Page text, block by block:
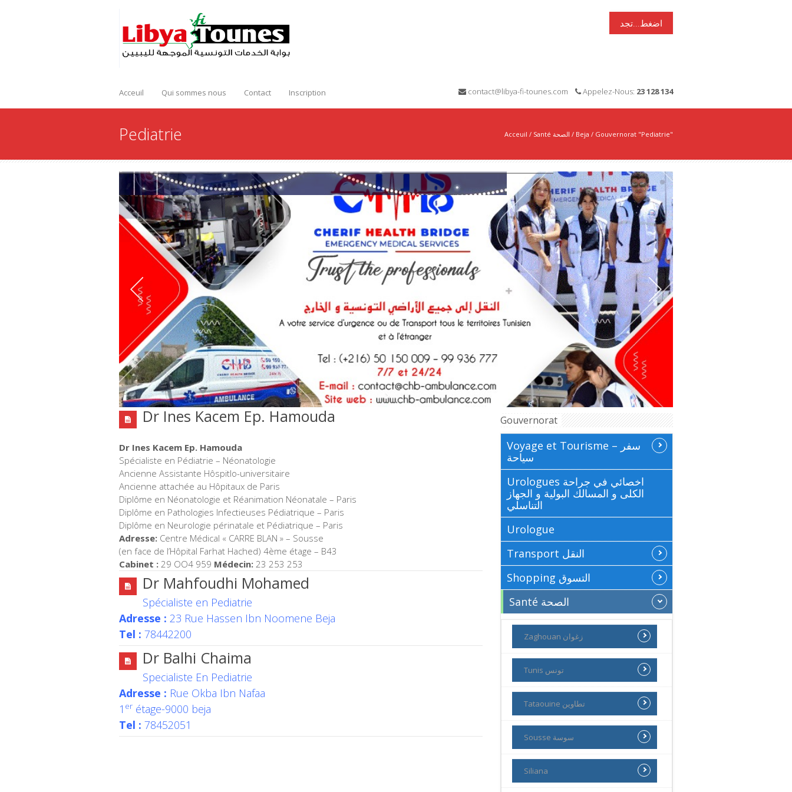
اضغط...تجد
Acceuil Qui sommes nous Contact Inscription contact@libya-fi-tounes.com Appelez-Nous: 23 128 134
Pediatrie Acceuil / Santé الصحة / Beja / Gouvernorat "Pediatrie"
Dr Ines Kacem Ep. Hamouda
Dr Ines Kacem Ep. Hamouda
Spécialiste en Pédiatrie – Néonatologie
Ancienne Assistante Hôspitlo-universitaire
Ancienne attachée au Hôpitaux de Paris
Diplôme en Néonatologie et Réanimation Néonatale – Paris
Diplôme en Pathologies Infectieuses Pédiatrique – Paris
Diplôme en Neurologie périnatale et Pédiatrique – Paris
Adresse: Centre Médical « CARRE BLAN » – Sousse
(en face de l’Hôpital Farhat Hached) 4ème étage – B43
Cabinet : 29 OO4 959 Médecin: 23 253 253
Dr Mahfoudhi Mohamed
Spécialiste en Pediatrie
Adresse : 23 Rue Hassen Ibn Noomene Beja
Tel : 78442200
Dr Balhi Chaima
Specialiste En Pediatrie
Adresse : Rue Okba Ibn Nafaa
1 er étage-9000 beja
Tel : 78452051
Gouvernorat
Voyage et Tourisme سفر –
سياحة
Urologues اخصائي في جراحة
الكلى و المسالك البولية و الجهاز
التناسلي
Urologue
Transport النقل
Shopping التسوق
Santé الصحة
Zaghouan زغوان
Tunis تونس
Tataouine تطاوين
Sousse سوسة
Siliana